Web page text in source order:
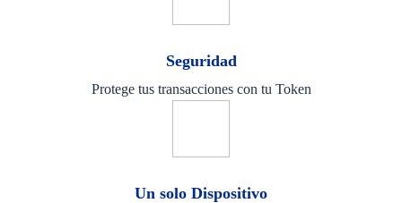
Seguridad
Protege tus transacciones con tu Token
Un solo Dispositivo